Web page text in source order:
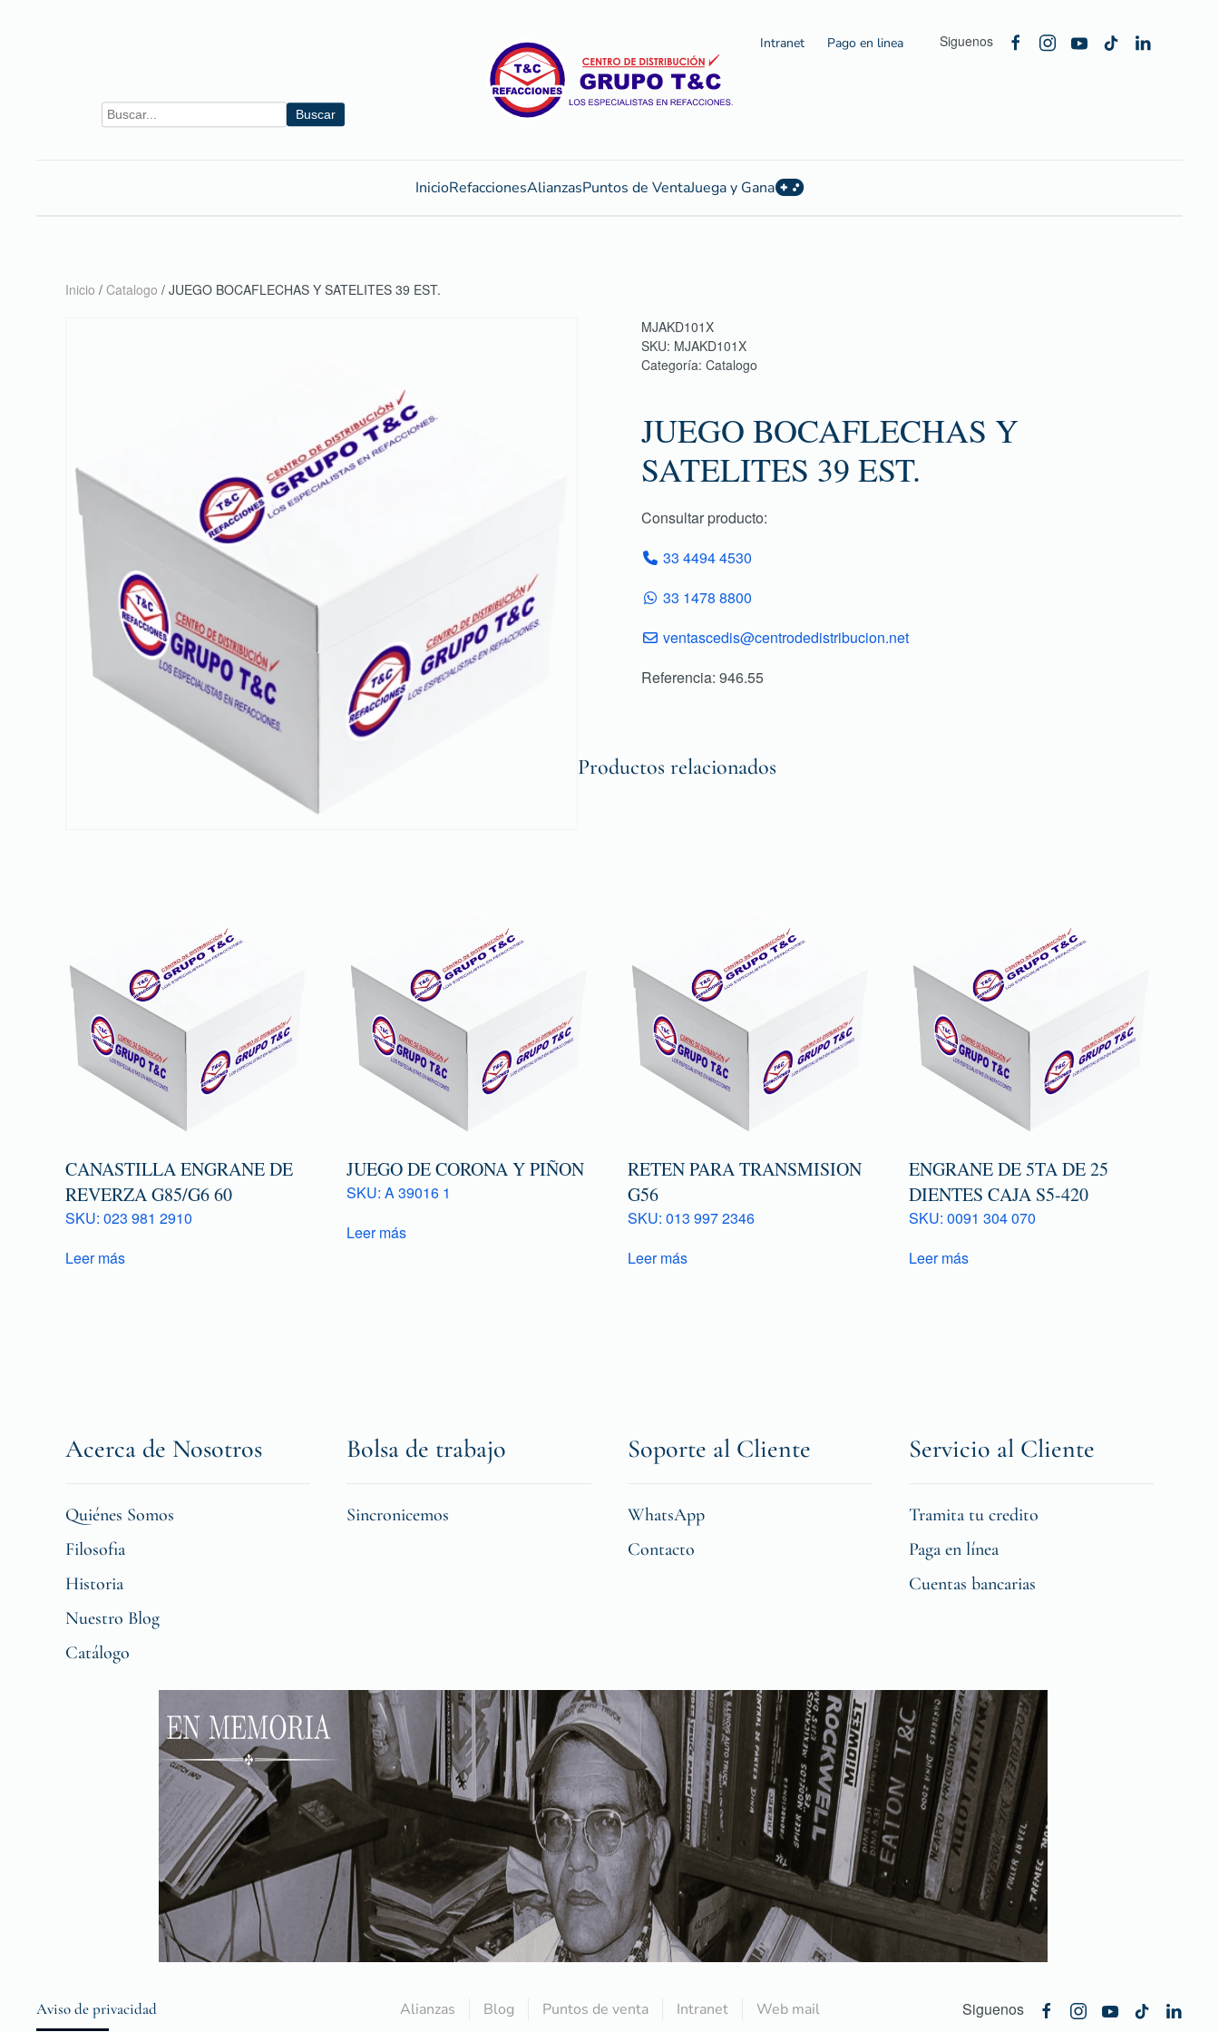
Buscar
Intranet Pago en linea Siguenos
InicioRefaccionesAlianzasPuntos de VentaJuega y Gana
Inicio / Catalogo / JUEGO BOCAFLECHAS Y SATELITES 39 EST.
MJAKD101X
SKU: MJAKD101X
Categoría: Catalogo
JUEGO BOCAFLECHAS Y
SATELITES 39 EST.
Consultar producto:
33 4494 4530
33 1478 8800
ventascedis@centrodedistribucion.net
Referencia: 946.55
Productos relacionados
CANASTILLA ENGRANE DE
REVERZA G85/G6 60
SKU: 023 981 2910
Leer más
JUEGO DE CORONA Y PIÑON
SKU: A 39016 1
Leer más
RETEN PARA TRANSMISION
G56
SKU: 013 997 2346
Leer más
ENGRANE DE 5TA DE 25
DIENTES CAJA S5-420
SKU: 0091 304 070
Leer más
Acerca de Nosotros
Quiénes Somos
Filosofia
Historia
Nuestro Blog
Catálogo
Bolsa de trabajo
Sincronicemos
Soporte al Cliente
WhatsApp
Contacto
Servicio al Cliente
Tramita tu credito
Paga en línea
Cuentas bancarias
Aviso de privacidad Alianzas Blog Puntos de venta Intranet Web mail Siguenos